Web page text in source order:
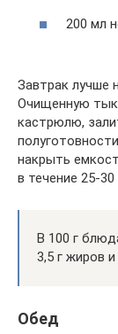
200 мл
Завтрак лучше
Очищенную
кастрюлю,
накрыть
в течение 25-
В 100 г
3,5 г жиров и
Обед